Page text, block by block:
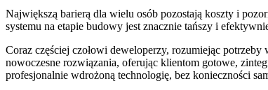
Największą barierą dla wielu osób pozostają koszty i
systemu na etapie budowy jest znacznie tańszy i
Coraz częściej czołowi deweloperzy, rozumiejąc
nowoczesne rozwiązania, oferując klientom gotowe,
profesjonalnie wdrożoną technologię, bez konieczności